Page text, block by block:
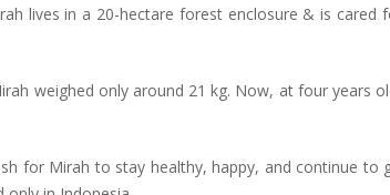
lives in a 20-hectare forest enclosure & is
weighed only around 21 kg. Now, at four years
for Mirah to stay healthy, happy, and continue